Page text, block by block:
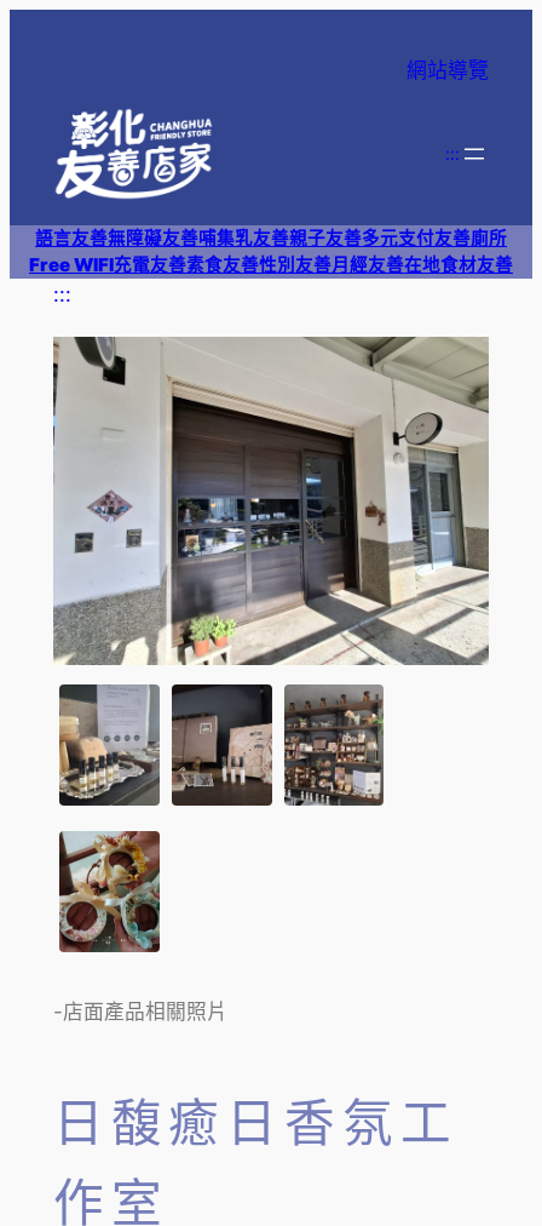
網站導覽
:::
語言友善無障礙友善哺集乳友善親子友善多元支付友善廁所
Free WIFI充電友善素食友善性別友善月經友善在地食材友善
:::
-店面產品相關照片
日馥癒日香氛工
作室